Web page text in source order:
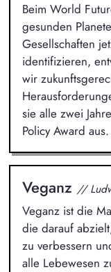
Beim World
gesunden
Gesellschaften
identifizieren,
wir
sie alle zwei
Policy Award aus.
Veganz //
Veganz ist die
die darauf
zu verbessern
alle Lebewesen